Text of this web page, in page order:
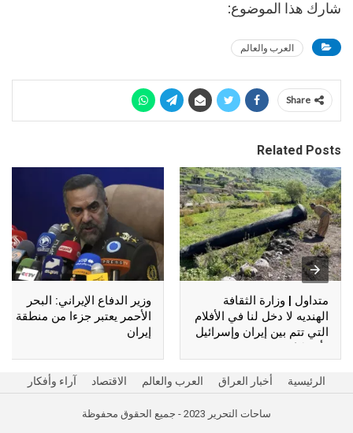
شارك هذا الموضوع:
العرب والعالم
Share
Related Posts
متداول | وزارة الثقافة
الهنديه لا دخل لنا في الأفلام
التي تتم بين إيران وإسرائيل
وأمريكا !!
وزير الدفاع الإيراني: البحر
الأحمر يعتبر جزءا من منطقة
إيران
الرئيسية أخبار العراق العرب والعالم الاقتصاد آراء وأفكار
ساحات التحرير 2023 - جميع الحقوق محفوظة